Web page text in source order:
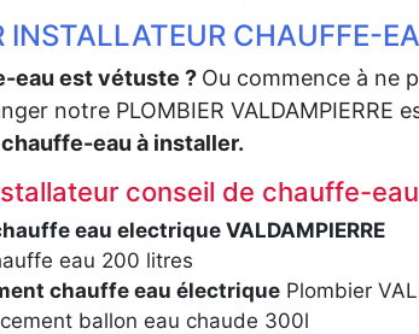
INSTALLATEUR CHAUFFE-
eau est vétuste ? Ou commence à ne
notre PLOMBIER VALDAMPIERRE
chauffe-eau à installer.
conseil de chauffe-eau
eau electrique VALDAMPIERRE
eau 200 litres
chauffe eau électriquePlombier
ballon eau chaude 300l